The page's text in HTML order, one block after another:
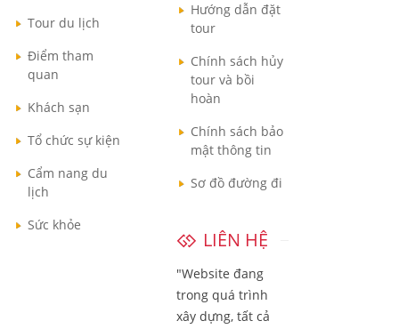
Tour du lịch
Điểm tham
quan
Khách sạn
Tổ chức sự kiện
Cẩm nang du
lịch
Sức khỏe
Hướng dẫn đặt
tour
Chính sách hủy
tour và bồi
hoàn
Chính sách bảo
mật thông tin
Sơ đồ đường đi
LIÊN HỆ
"Website đang
trong quá trình
xây dựng, tất cả